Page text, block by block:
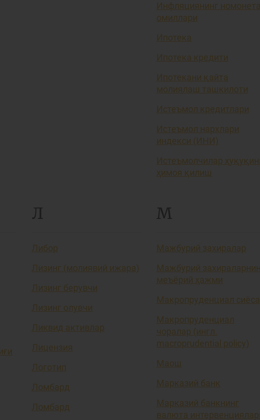
Инфляциянинг
омиллари
Ипотека
Ипотека кредити
Ипотекани қайта
молиялаш ташкилоти
Истеъмол кредитлари
Истеъмол нархлари
индекси (ИНИ)
Истеъмолчилар
ҳимоя қилиш
Л
Либор
Лизинг (молиявий ижара)
Лизинг берувчи
Лизинг олувчи
Ликвид активлар
Лицензия
Логотип
Ломбард
Ломбард
М
Мажбурий захиралар
Мажбурий
меъёрий ҳажми
Макропруденциал
Макропруденциал
чоралар (ингл.
macroprudential policy)
Маош
Марказий банк
Марказий банкнинг
валюта